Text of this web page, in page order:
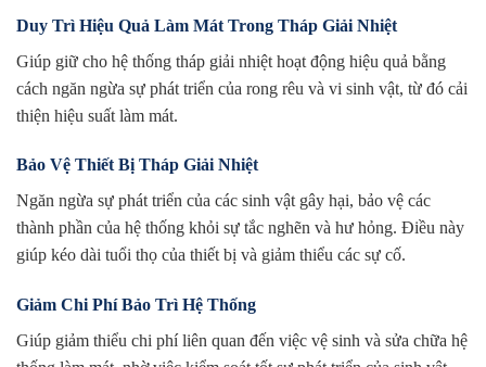
Duy Trì Hiệu Quả Làm Mát Trong Tháp Giải Nhiệt
Giúp giữ cho hệ thống tháp giải nhiệt hoạt động hiệu quả bằng
cách ngăn ngừa sự phát triển của rong rêu và vi sinh vật, từ đó cải
thiện hiệu suất làm mát.
Bảo Vệ Thiết Bị Tháp Giải Nhiệt
Ngăn ngừa sự phát triển của các sinh vật gây hại, bảo vệ các
thành phần của hệ thống khỏi sự tắc nghẽn và hư hỏng. Điều này
giúp kéo dài tuổi thọ của thiết bị và giảm thiểu các sự cố.
Giảm Chi Phí Bảo Trì Hệ Thống
Giúp giảm thiểu chi phí liên quan đến việc vệ sinh và sửa chữa hệ